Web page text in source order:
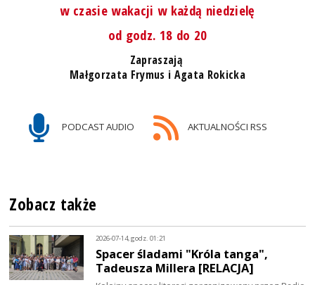
w czasie wakacji w każdą niedzielę
od godz. 18 do 20
Zapraszają
Małgorzata Frymus i Agata Rokicka
PODCAST AUDIO AKTUALNOŚCI RSS
Zobacz także
2026-07-14, godz. 01:21
Spacer śladami "Króla tanga",
Tadeusza Millera [RELACJA]